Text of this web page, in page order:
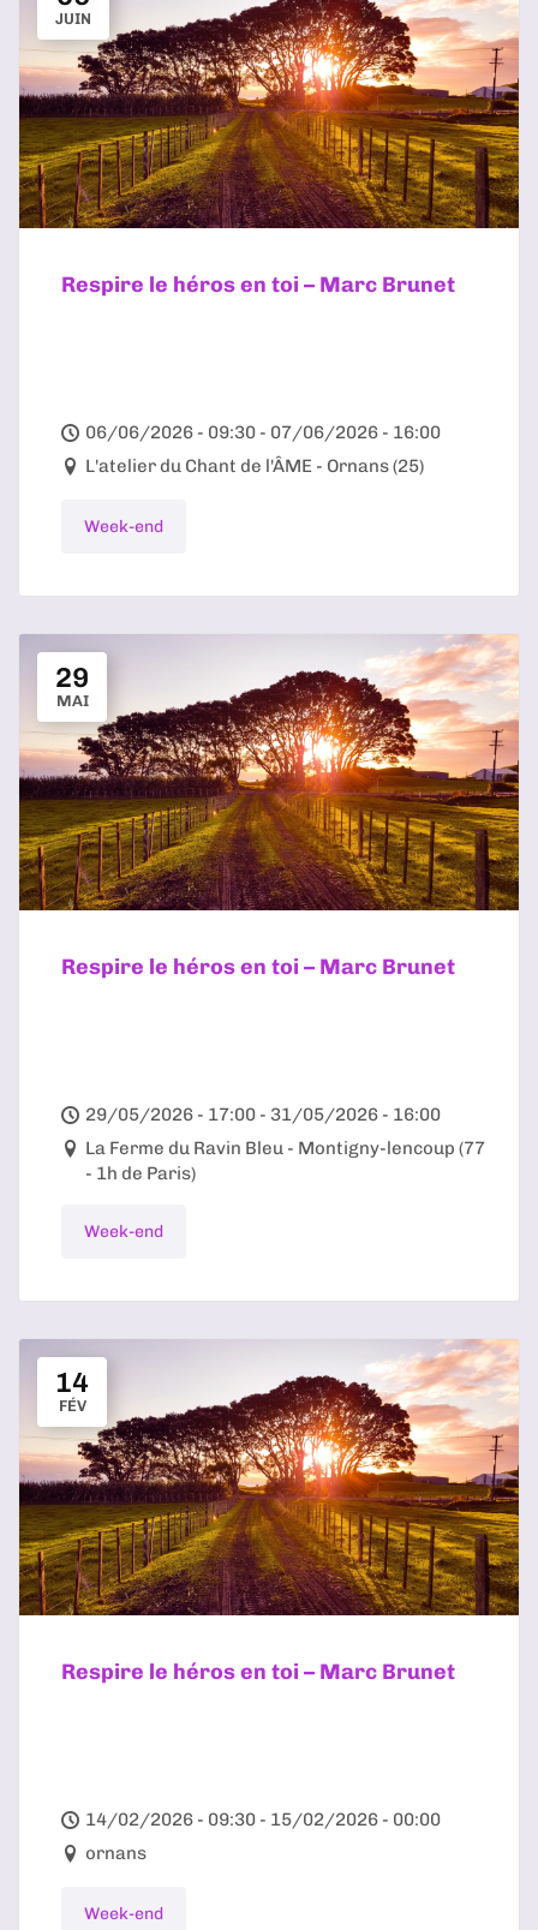
JUIN
Respire le héros en toi – Marc Brunet
06/06/2026 - 09:30 - 07/06/2026 - 16:00
L'atelier du Chant de l'ÂME - Ornans (25)
Week-end
29
MAI
Respire le héros en toi – Marc Brunet
29/05/2026 - 17:00 - 31/05/2026 - 16:00
La Ferme du Ravin Bleu - Montigny-lencoup (77
- 1h de Paris)
Week-end
14
FÉV
Respire le héros en toi – Marc Brunet
14/02/2026 - 09:30 - 15/02/2026 - 00:00
ornans
Week-end